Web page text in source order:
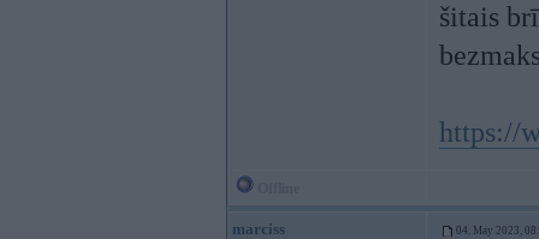
šitais
https://
marciss 04. May 2023,